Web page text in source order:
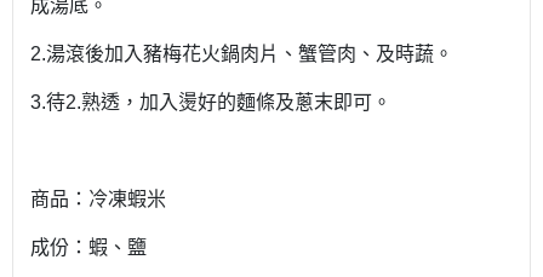
成湯底。
2.湯滾後加入豬梅花火鍋肉片、蟹管肉、及時蔬。
3.待2.熟透，加入燙好的麵條及蔥末即可。
商品：冷凍蝦米
成份：蝦、鹽